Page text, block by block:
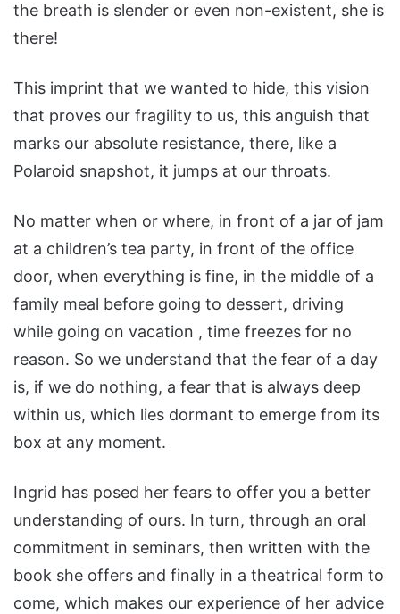
the breath is slender or even non-existent, she is
there!
This imprint that we wanted to hide, this vision
that proves our fragility to us, this anguish that
marks our absolute resistance, there, like a
Polaroid snapshot, it jumps at our throats.
No matter when or where, in front of a jar of jam
at a children’s tea party, in front of the office
door, when everything is fine, in the middle of a
family meal before going to dessert, driving
while going on vacation , time freezes for no
reason. So we understand that the fear of a day
is, if we do nothing, a fear that is always deep
within us, which lies dormant to emerge from its
box at any moment.
Ingrid has posed her fears to offer you a better
understanding of ours. In turn, through an oral
commitment in seminars, then written with the
book she offers and finally in a theatrical form to
come, which makes our experience of her advice